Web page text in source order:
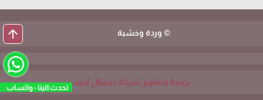
تحدث الينا - واتساب
© وردة وخشبة arrow_upward
برمجة وتطوير شركة ديجيتال لايف